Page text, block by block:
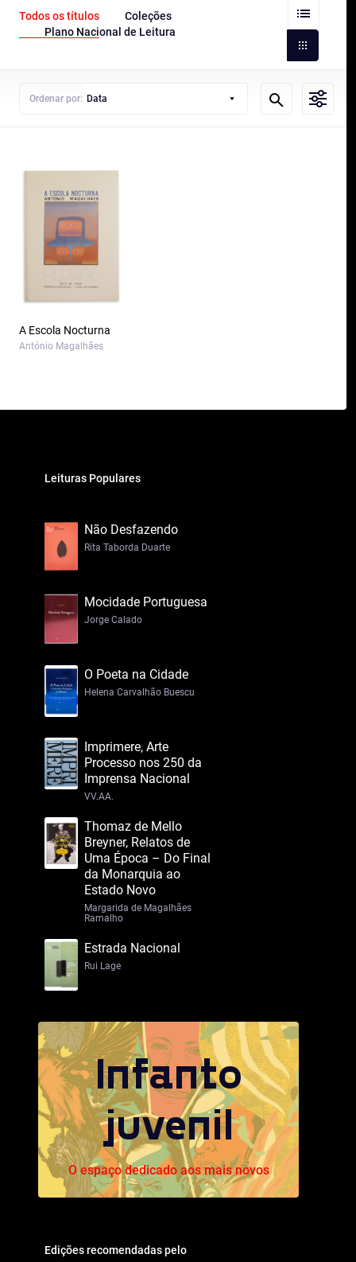
Todos os títulos
Coleções
Plano Nacional de Leitura
Ordenar por: Data
A Escola Nocturna
António Magalhães
Leituras Populares
Não Desfazendo
Rita Taborda Duarte
Mocidade Portuguesa
Jorge Calado
O Poeta na Cidade
Helena Carvalhão Buescu
Imprimere, Arte
Processo nos 250 da
Imprensa Nacional
VV.AA.
Thomaz de Mello
Breyner, Relatos de
Uma Época – Do Final
da Monarquia ao
Estado Novo
Margarida de Magalhães
Ramalho
Estrada Nacional
Rui Lage
Infanto
juvenil
O espaço dedicado aos mais novos
Edições recomendadas pelo